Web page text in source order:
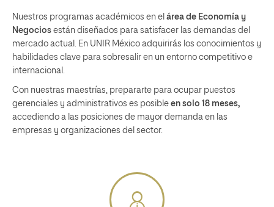
Nuestros programas académicos en el área de Economía y
Negocios están diseñados para satisfacer las demandas del
mercado actual. En UNIR México adquirirás los conocimientos y
habilidades clave para sobresalir en un entorno competitivo e
internacional.
Con nuestras maestrías, prepararte para ocupar puestos
gerenciales y administrativos es posible en solo 18 meses,
accediendo a las posiciones de mayor demanda en las
empresas y organizaciones del sector.